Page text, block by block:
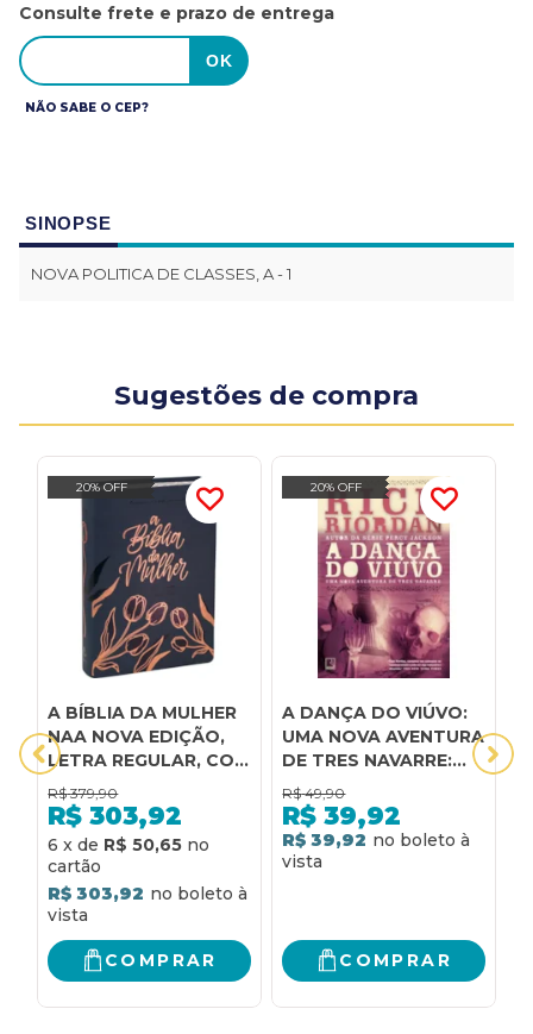
Consulte frete e prazo de entrega
NÃO SABE O CEP?
SINOPSE
NOVA POLITICA DE CLASSES, A - 1
Sugestões de compra
20% OFF
A BÍBLIA DA MULHER
NAA NOVA EDIÇÃO,
LETRA REGULAR, COM
MAPA, CAPA COURO
SINTÉTICO AZUL:
NOVA ALMEIDA
ATUALIZADA (NAA)
R$ 379,90
R$ 303,92
6 x de R$ 50,65
R$ 303,92
COMPRAR
20% OFF
A DANÇA DO VIÚVO:
UMA NOVA AVENTURA
DE TRES NAVARRE:
UMA NOVA AVENTURA
DE TRES NAVARRE
R$ 49,90
R$ 39,92
R$ 39,92
COMPRAR